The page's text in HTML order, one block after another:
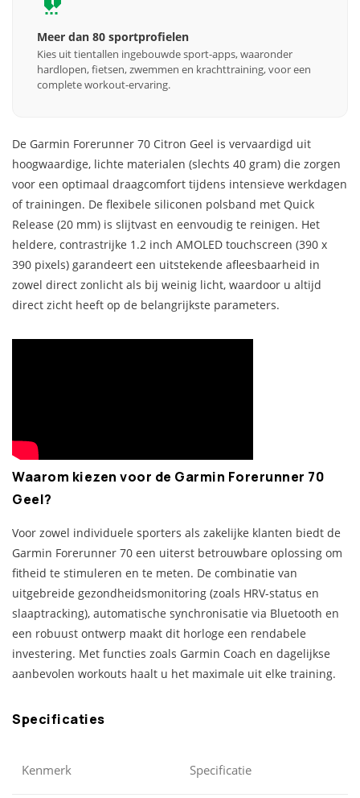
Meer dan 80 sportprofielen
Kies uit tientallen ingebouwde sport-apps, waaronder
hardlopen, fietsen, zwemmen en krachttraining, voor een
complete workout-ervaring.
De Garmin Forerunner 70 Citron Geel is vervaardigd uit
hoogwaardige, lichte materialen (slechts 40 gram) die zorgen
voor een optimaal draagcomfort tijdens intensieve werkdagen
of trainingen. De flexibele siliconen polsband met Quick
Release (20 mm) is slijtvast en eenvoudig te reinigen. Het
heldere, contrastrijke 1.2 inch AMOLED touchscreen (390 x
390 pixels) garandeert een uitstekende afleesbaarheid in
zowel direct zonlicht als bij weinig licht, waardoor u altijd
direct zicht heeft op de belangrijkste parameters.
Waarom kiezen voor de Garmin Forerunner 70
Geel?
Voor zowel individuele sporters als zakelijke klanten biedt de
Garmin Forerunner 70 een uiterst betrouwbare oplossing om
fitheid te stimuleren en te meten. De combinatie van
uitgebreide gezondheidsmonitoring (zoals HRV-status en
slaaptracking), automatische synchronisatie via Bluetooth en
een robuust ontwerp maakt dit horloge een rendabele
investering. Met functies zoals Garmin Coach en dagelijkse
aanbevolen workouts haalt u het maximale uit elke training.
Specificaties
Kenmerk Specificatie